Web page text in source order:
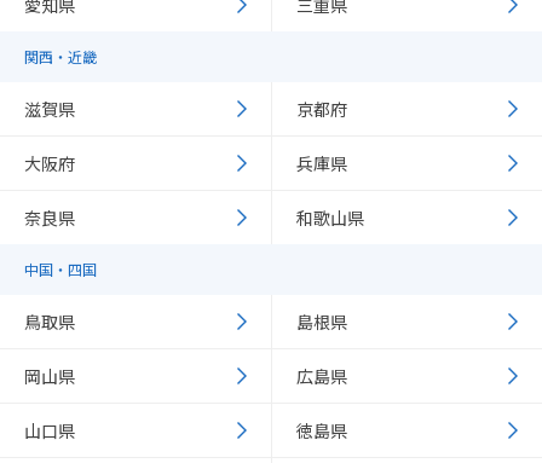
愛知県 三重県
関西・近畿
滋賀県 京都府
大阪府 兵庫県
奈良県 和歌山県
中国・四国
鳥取県 島根県
岡山県 広島県
山口県 徳島県